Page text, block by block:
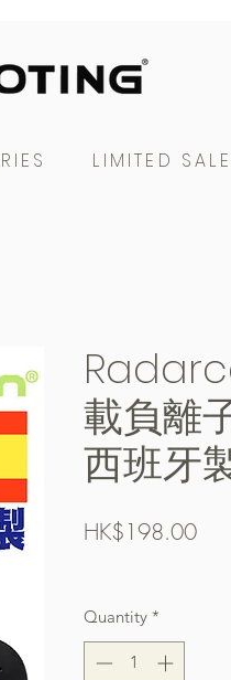
載負離
西班牙
HK$198.00Price
Quantity *
LIMITED SALE